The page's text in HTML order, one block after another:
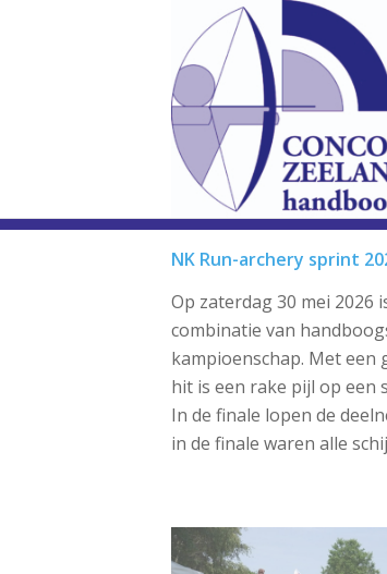
NK Run-archery sprint
Op zaterdag 30 mei 2026
combinatie van
kampioenschap. Met een
hit is een rake pijl op een
In de finale lopen de
in de finale waren alle